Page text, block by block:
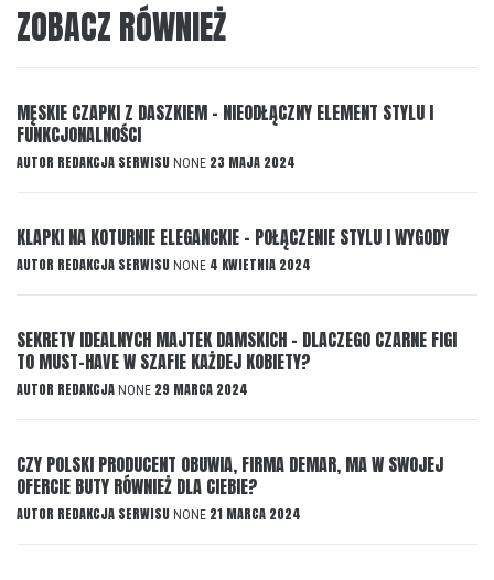
ZOBACZ RÓWNIEŻ
MĘSKIE CZAPKI Z DASZKIEM – NIEODŁĄCZNY ELEMENT STYLU I
FUNKCJONALNOŚCI
AUTOR REDAKCJA SERWISU NONE 23 MAJA 2024
KLAPKI NA KOTURNIE ELEGANCKIE – POŁĄCZENIE STYLU I WYGODY
AUTOR REDAKCJA SERWISU NONE 4 KWIETNIA 2024
SEKRETY IDEALNYCH MAJTEK DAMSKICH – DLACZEGO CZARNE FIGI
TO MUST-HAVE W SZAFIE KAŻDEJ KOBIETY?
AUTOR REDAKCJA NONE 29 MARCA 2024
CZY POLSKI PRODUCENT OBUWIA, FIRMA DEMAR, MA W SWOJEJ
OFERCIE BUTY RÓWNIEŻ DLA CIEBIE?
AUTOR REDAKCJA SERWISU NONE 21 MARCA 2024